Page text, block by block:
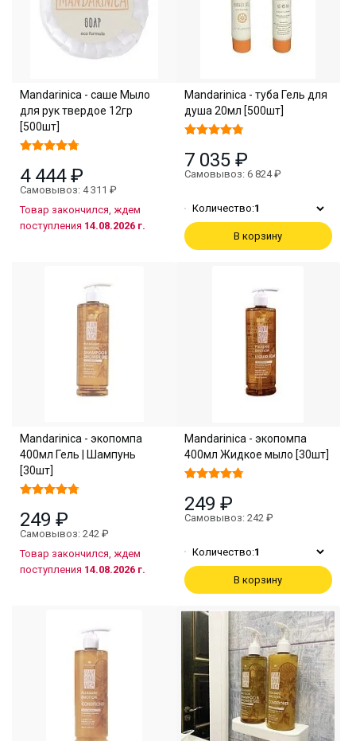
Mandarinica - саше Мыло
для рук твердое 12гр
[500шт]
4 444 ₽
Самовывоз: 4 311 ₽
Товар закончился, ждем
поступления 14.08.2026 г.
Mandarinica - туба Гель для
душа 20мл [500шт]
7 035 ₽
Самовывоз: 6 824 ₽
Количество:1
В корзину
Mandarinica - экопомпа
400мл Гель | Шампунь
[30шт]
249 ₽
Самовывоз: 242 ₽
Товар закончился, ждем
поступления 14.08.2026 г.
Mandarinica - экопомпа
400мл Жидкое мыло [30шт]
249 ₽
Самовывоз: 242 ₽
Количество:1
В корзину